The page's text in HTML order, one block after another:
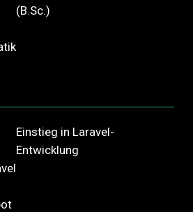
(B.Sc.)
Einstieg in Laravel-
Entwicklung